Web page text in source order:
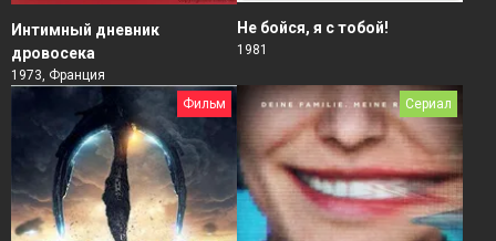
Интимный дневник
дровосека
1973, Франция
Не бойся, я с тобой!
1981
Фильм Сериал